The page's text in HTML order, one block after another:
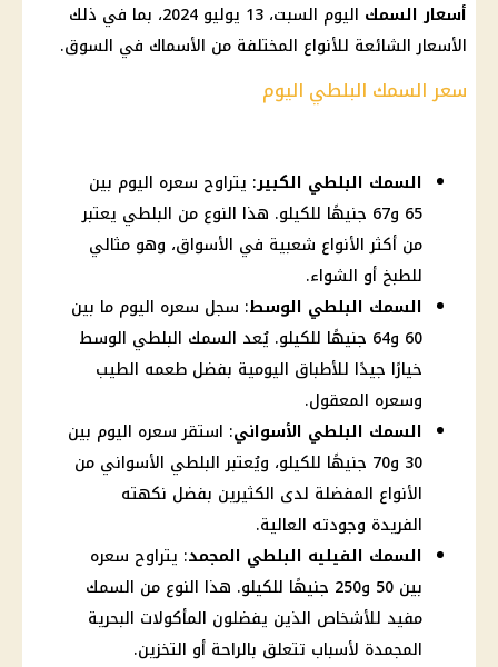
أسعار السمك
اليوم السبت، 13 يوليو 2024، بما في ذلك
الأسعار الشائعة للأنواع المختلفة من الأسماك في السوق.
سعر السمك البلطي اليوم
السمك البلطي الكبير: يتراوح سعره اليوم بين
65 و67 جنيهًا للكيلو. هذا النوع من البلطي يعتبر
من أكثر الأنواع شعبية في الأسواق، وهو مثالي
للطبخ أو الشواء.
السمك البلطي الوسط: سجل سعره اليوم ما بين
60 و64 جنيهًا للكيلو. يُعد السمك البلطي الوسط
خيارًا جيدًا للأطباق اليومية بفضل طعمه الطيب
وسعره المعقول.
السمك البلطي الأسواني: استقر سعره اليوم بين
30 و70 جنيهًا للكيلو، ويُعتبر البلطي الأسواني من
الأنواع المفضلة لدى الكثيرين بفضل نكهته
الفريدة وجودته العالية.
السمك الفيليه البلطي المجمد: يتراوح سعره
بين 50 و250 جنيهًا للكيلو. هذا النوع من السمك
مفيد للأشخاص الذين يفضلون المأكولات البحرية
المجمدة لأسباب تتعلق بالراحة أو التخزين.